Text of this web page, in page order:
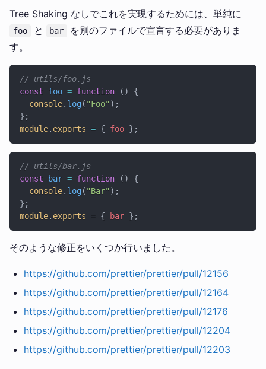
Tree Shaking なしでこれを実現するためには、単純に
foo と bar
を別のファイルで宣言する必要がありま
す。
// utils/foo.js
const foo = function () {
  console
. log ( "Foo" );
};
module. exports = { foo };
// utils/bar.js
const bar = function () {
  console
. log ( "Bar" );
};
module. exports = { bar };
そのような修正をいくつか行いました。
https://github.com/prettier/prettier/pull/12156
https://github.com/prettier/prettier/pull/12164
https://github.com/prettier/prettier/pull/12176
https://github.com/prettier/prettier/pull/12204
https://github.com/prettier/prettier/pull/12203